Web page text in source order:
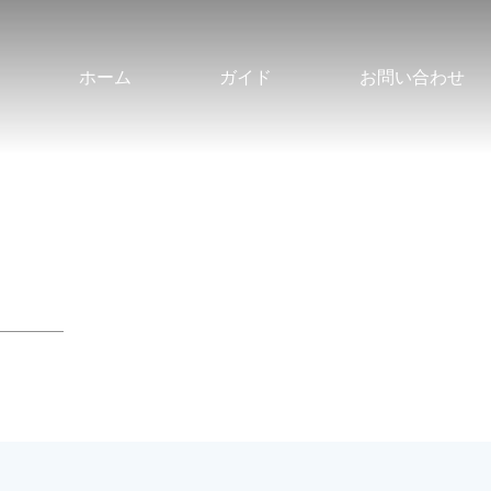
ホーム ガイド お問い合わせ